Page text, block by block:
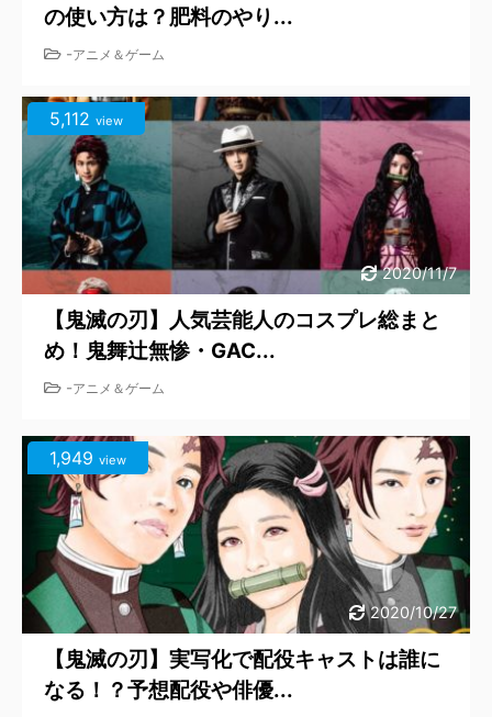
の使い方は？肥料のやり...
-アニメ＆ゲーム
2020/11/7
5,112 view
【鬼滅の刃】人気芸能人のコスプレ総まと
め！鬼舞辻無惨・GAC...
-アニメ＆ゲーム
2020/10/27
1,949 view
【鬼滅の刃】実写化で配役キャストは誰に
なる！？予想配役や俳優...